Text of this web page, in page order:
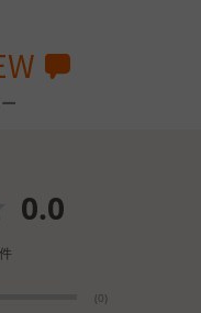
0.0
件
(0)